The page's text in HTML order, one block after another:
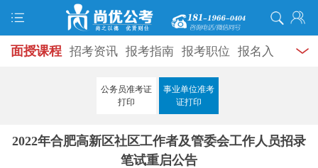
面授课程 招考资讯 报考指南 报考职位 报名入
成绩查询 面试公告 录用公示
模拟试题 历年真题
政热点 视频课堂 学员风采 名师团队 考试专题
公务员准考证
打印
事业单位准考
证打印
2022年合肥高新区社区工作者及管委会工作人员招录
笔试重启公告